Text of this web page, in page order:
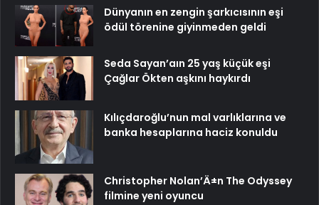
Dünyanın en zengin şarkıcısının eşi
ödül törenine giyinmeden geldi
Seda Sayan’aın 25 yaş küçük eşi
Çağlar Ökten aşkını haykırdı
Kılıçdaroğlu’nun mal varlıklarına ve
banka hesaplarına haciz konuldu
Christopher Nolan’Ä±n The Odyssey
filmine yeni oyuncu